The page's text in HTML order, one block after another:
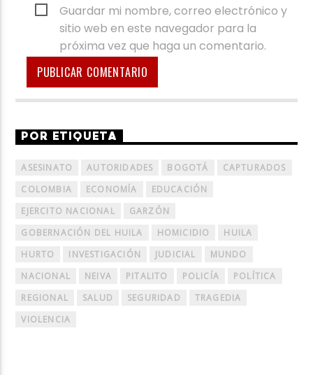
Guardar mi nombre, correo electrónico y
sitio web en este navegador para la
próxima vez que haga un comentario.
POR ETIQUETA
ASESINATO AUTORIDADES BOGOTÁ
CAPTURADOS
COLOMBIA
ECONOMÍA
EDUCACIÓN
EJERCITO NACIONAL
GARZÓN
GOBERNACIÓN DEL HUILA
HOMICIDIO
HUILA
HURTO
INVESTIGACIÓN JUDICIAL
MUNDO
NACIONAL
NEIVA PITALITO POLICÍA
POLÍTICA
REGIONAL
SALUD SEGURIDAD
TRAGEDIA
VIOLENCIA